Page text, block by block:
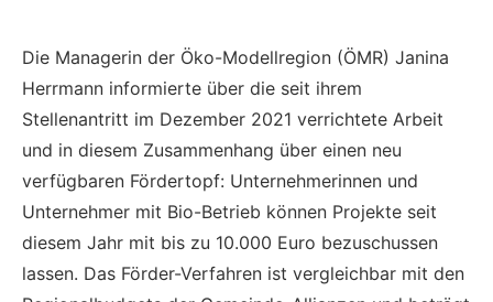
Die Managerin der Öko-Modellregion (ÖMR) Janina
Herrmann informierte über die seit ihrem
Stellenantritt im Dezember 2021 verrichtete Arbeit
und in diesem Zusammenhang über einen neu
verfügbaren Fördertopf: Unternehmerinnen und
Unternehmer mit Bio-Betrieb können Projekte seit
diesem Jahr mit bis zu 10.000 Euro bezuschussen
lassen. Das Förder-Verfahren ist vergleichbar mit den